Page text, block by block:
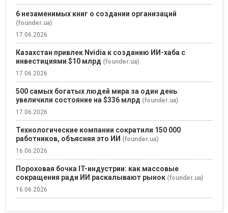
6 незаменимых книг о создании организаций
(founder.ua)
17.06.2026
Казахстан привлек Nvidia к созданию ИИ-хаба с
инвестициями $10 млрд (founder.ua)
17.06.2026
500 самых богатых людей мира за один день
увеличили состояние на $336 млрд (founder.ua)
17.06.2026
Технологические компании сократили 150 000
работников, объясняя это ИИ (founder.ua)
16.06.2026
Пороховая бочка IT-индустрии: как массовые
сокращения ради ИИ раскалывают рынок (founder.ua)
16.06.2026